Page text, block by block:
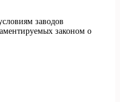
заводов
законом о